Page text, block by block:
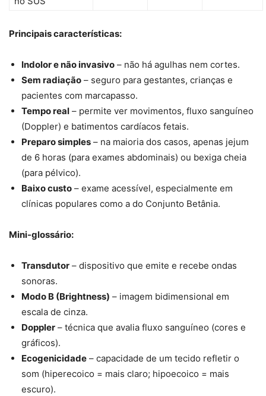
Principais características:
Indolor e não invasivo – não há agulhas nem cortes.
Sem radiação – seguro para gestantes, crianças e
pacientes com marcapasso.
Tempo real – permite ver movimentos, fluxo sanguíneo
(Doppler) e batimentos cardíacos fetais.
Preparo simples – na maioria dos casos, apenas jejum
de 6 horas (para exames abdominais) ou bexiga cheia
(para pélvico).
Baixo custo – exame acessível, especialmente em
clínicas populares como a do Conjunto Betânia.
Mini-glossário:
Transdutor – dispositivo que emite e recebe ondas
sonoras.
Modo B (Brightness) – imagem bidimensional em
escala de cinza.
Doppler – técnica que avalia fluxo sanguíneo (cores e
gráficos).
Ecogenicidade – capacidade de um tecido refletir o
som (hiperecoico = mais claro; hipoecoico = mais
escuro).